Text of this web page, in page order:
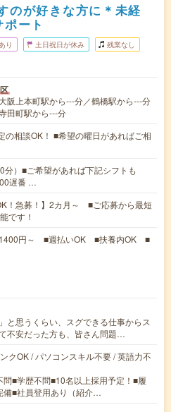
のが好きな方に＊未経
ート
り 土日祝日が休み 残業なし
阪上本町駅から---分／鶴橋駅から---分
田町駅から---分
の相談OK！ ■希望の曜日があればご相
）■ご希望があれば下記シフトも
遅番 …
！急募！】2カ月～ ■ご応募から最短
です！
1400円～ ■週払いOK ■扶養内OK ■
と思うくらい、スグできる仕事からス
不安だった方も、皆さん問題…
クOK / パソコンスキル不要 / 英語力不
■学歴不問■10名以上採用予定！■履
備■社員登用あり（紹介…